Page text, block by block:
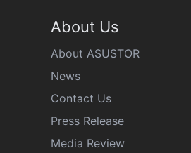
About Us
About ASUSTOR
News
Contact Us
Press Release
Media Review